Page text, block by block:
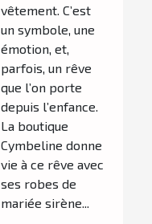
vêtement. C’est
un symbole, une
émotion, et,
parfois, un rêve
que l’on porte
depuis l’enfance.
La boutique
Cymbeline donne
vie à ce rêve avec
ses robes de
mariée sirène...